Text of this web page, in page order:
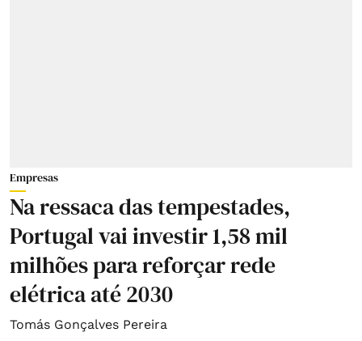
Empresas
Na ressaca das tempestades,
Portugal vai investir 1,58 mil
milhões para reforçar rede
elétrica até 2030
Tomás Gonçalves Pereira